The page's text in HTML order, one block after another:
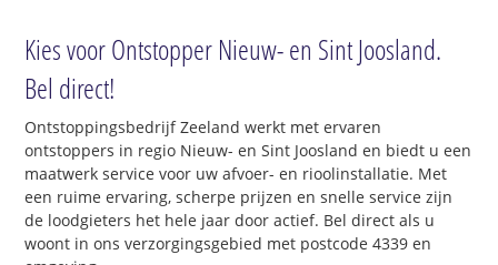
Kies voor Ontstopper Nieuw- en Sint Joosland.
Bel direct!
Ontstoppingsbedrijf Zeeland werkt met ervaren
ontstoppers in regio Nieuw- en Sint Joosland en biedt u een
maatwerk service voor uw afvoer- en rioolinstallatie. Met
een ruime ervaring, scherpe prijzen en snelle service zijn
de loodgieters het hele jaar door actief. Bel direct als u
woont in ons verzorgingsgebied met postcode 4339 en